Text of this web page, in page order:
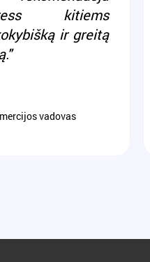
kitiems
ir greitą
vadovas